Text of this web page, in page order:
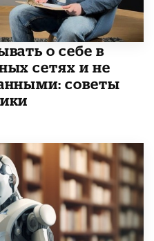
о себе в
сетях и не
советы